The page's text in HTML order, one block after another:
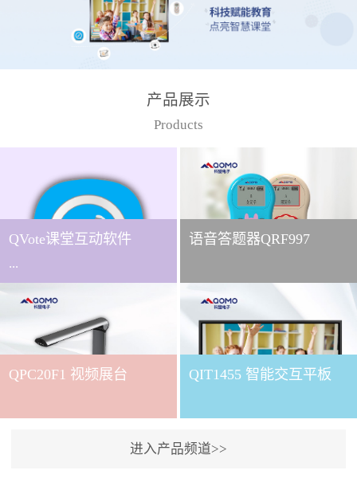
产品展示
Products
QVote课堂互动软件
...
下载QVote授课软件课堂互
动的质量直接影响教学效
果与学生参与度。作为
打造的互动授课软件，
QVote 以 “让每一堂课都充
语音答题器QRF997
QPC20F1 视频展台 QIT1455 智能交互平板
进入产品频道>>